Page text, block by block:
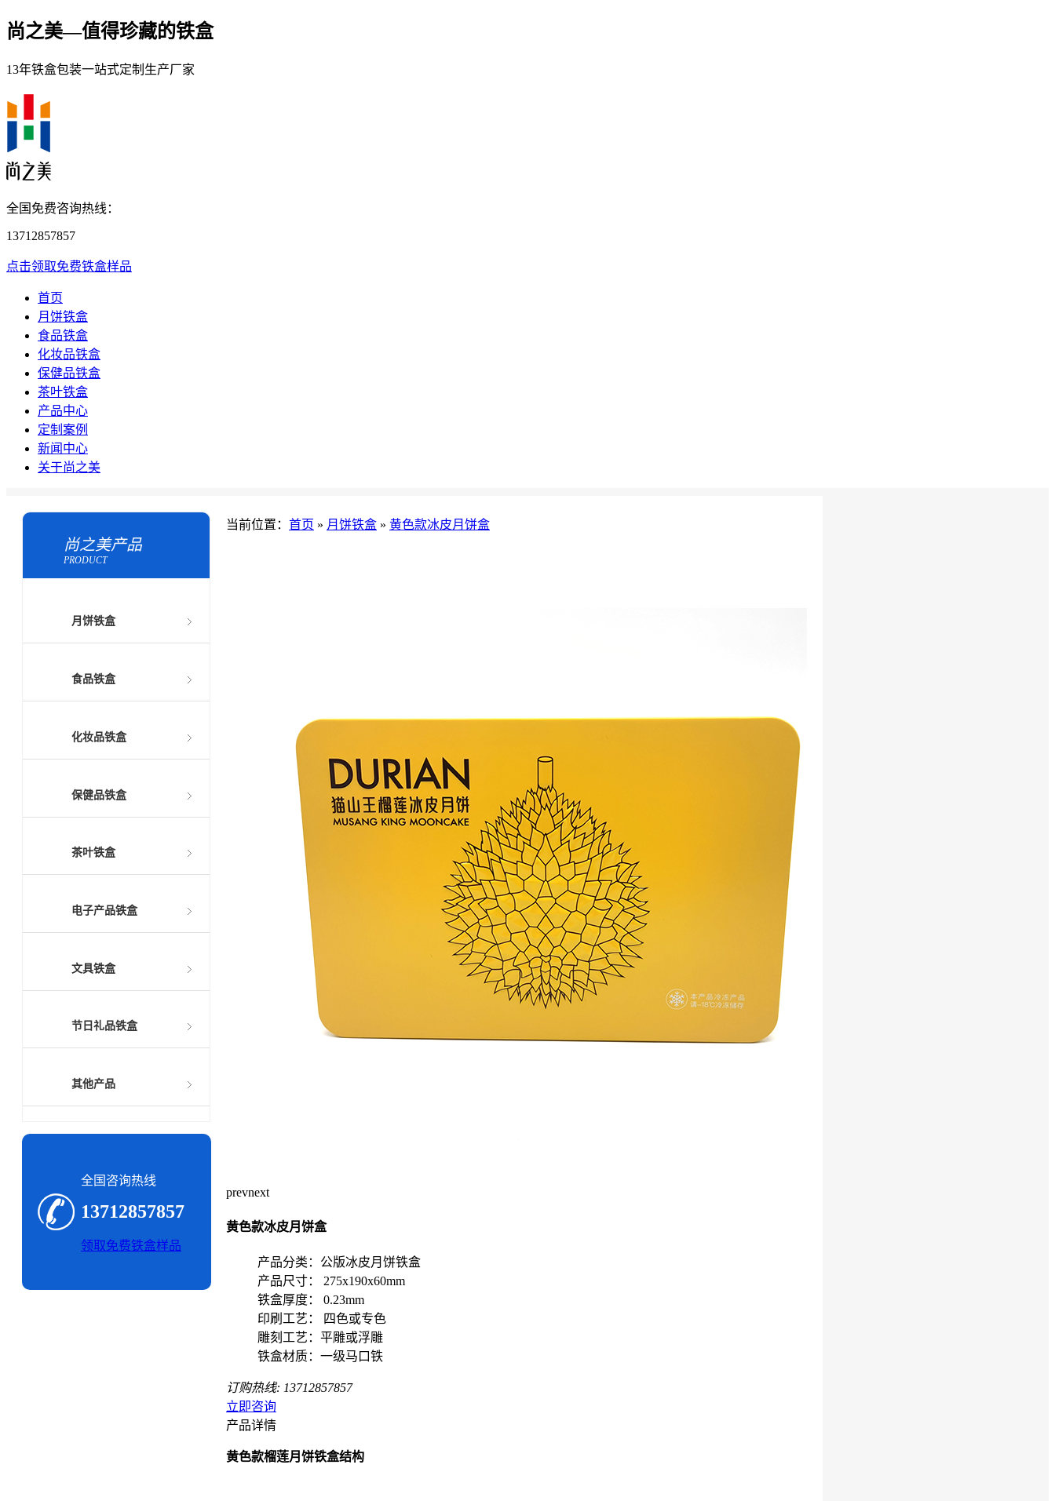
尚之美—值得珍藏的铁盒
13年铁盒包装一站式定制生产厂家
全国免费咨询热线：
13712857857
点击领取免费铁盒样品
首页
月饼铁盒
食品铁盒
化妆品铁盒
保健品铁盒
茶叶铁盒
产品中心
定制案例
新闻中心
关于尚之美
当前位置： 首页 » 月饼铁盒 » 黄色款冰皮月饼盒
prevnext
黄色款冰皮月饼盒
产品分类：公版冰皮月饼铁盒
产品尺寸： 275x190x60mm
铁盒厚度： 0.23mm
印刷工艺： 四色或专色
雕刻工艺：平雕或浮雕
铁盒材质：一级马口铁
订购热线: 13712857857
立即咨询
产品详情
黄色款榴莲月饼铁盒结构
尚之美产品
PRODUCT
月饼铁盒
食品铁盒
化妆品铁盒
保健品铁盒
茶叶铁盒
电子产品铁盒
文具铁盒
节日礼品铁盒
其他产品
全国咨询热线
13712857857
领取免费铁盒样品